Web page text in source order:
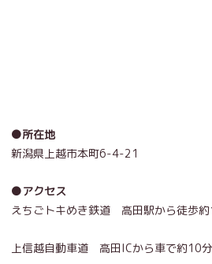
●所在地
新潟県上越市本町6-4-21
●アクセス
えちごトキめき鉄道 高田駅から徒歩
上信越自動車道 高田ICから車で約10分